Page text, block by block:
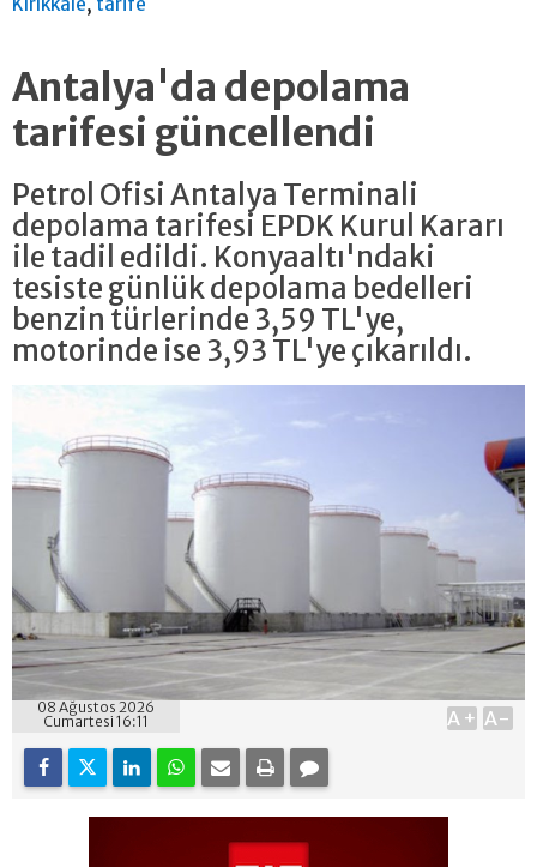
Kırıkkale tarife
Antalya'da depolama
tarifesi güncellendi
Petrol Ofisi Antalya Terminali
depolama tarifesi EPDK Kurul Kararı
ile tadil edildi. Konyaaltı'ndaki
tesiste günlük depolama bedelleri
benzin türlerinde 3,59 TL'ye,
motorinde ise 3,93 TL'ye çıkarıldı.
08 Ağustos 2026
Cumartesi 16:11
A+ A-